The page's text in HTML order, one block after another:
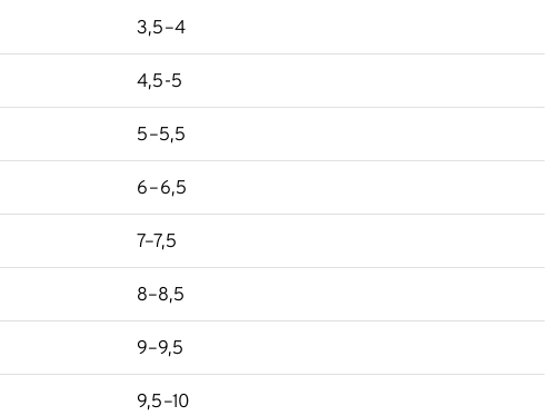
3,5–4
4,5-5
5–5,5
6–6,5
7–7,5
8–8,5
9–9,5
9,5–10